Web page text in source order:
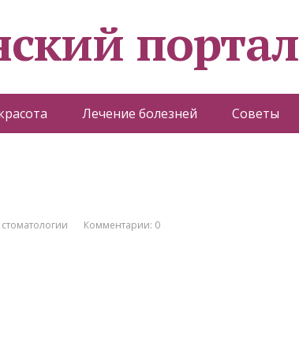
портал
Лечение болезней Советы
Комментарии: 0